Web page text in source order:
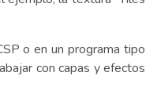
o en un programa tipo
con capas y efectos